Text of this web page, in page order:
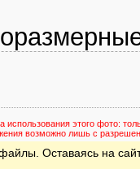
использования этого фото:
возможно лишь с
Оставаясь на